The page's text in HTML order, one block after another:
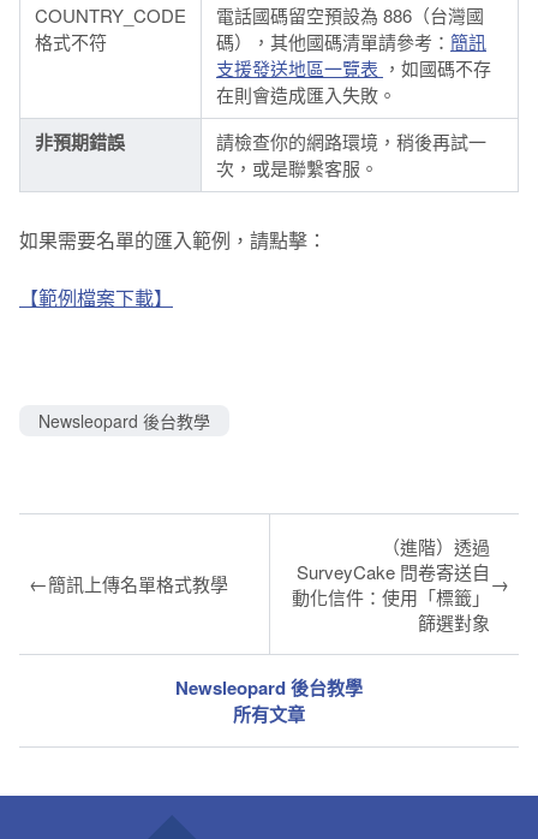
COUNTRY_CODE
格式不符
電話國碼留空預設為 886（台灣國
碼）
，其他國碼清單請參考： 簡訊
支援發送地區一覽表 ，如國碼不存
在則會造成匯入失敗。
非預期錯誤
請檢查你的網路環境，稍後再試一
次，或是聯繫客服。
如果需要名單的匯入範例，請點擊：
【範例檔案下載】
Newsleopard 後台教學
←簡訊上傳名單格式教學
Newsleopard 後台教學
所有文章
（進階）透過
SurveyCake 問卷寄送自
動化信件：使用「標籤」
篩選對象
→